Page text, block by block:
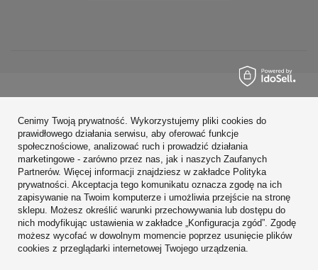
Konto
Regulaminy
Zobacz również
W sklepie prezentujemy ceny brutto (z VAT).
Cenimy Twoją prywatność. Wykorzystujemy pliki cookies do
prawidłowego działania serwisu, aby oferować funkcje
społecznościowe, analizować ruch i prowadzić działania
marketingowe - zarówno przez nas, jak i naszych Zaufanych
Partnerów. Więcej informacji znajdziesz w zakładce Polityka
prywatności. Akceptacja tego komunikatu oznacza zgodę na ich
zapisywanie na Twoim komputerze i umożliwia przejście na stronę
sklepu. Możesz określić warunki przechowywania lub dostępu do
nich modyfikując ustawienia w zakładce „Konfiguracja zgód”. Zgodę
możesz wycofać w dowolnym momencie poprzez usunięcie plików
cookies z przeglądarki internetowej Twojego urządzenia.